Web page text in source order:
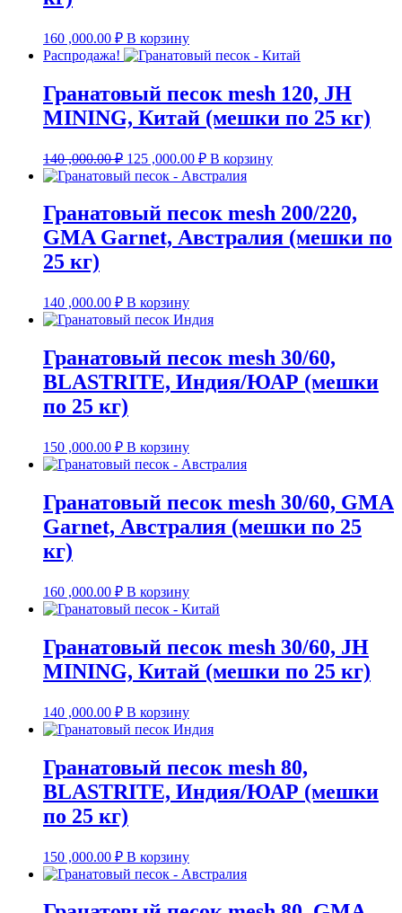
160 ,000.00 ₽ В корзину
Распродажа!
Гранатовый песок mesh 120, JH
MINING, Китай (мешки по 25 кг)
140 ,000.00₽ Первоначальная
цена
составляла
,000.00 ₽.
125 ,000.00 ₽Текущая
цена:
125
В корзину
Гранатовый песок mesh 200/220,
GMA Garnet, Австралия (мешки по
25 кг)
140 ,000.00 ₽ В корзину
Гранатовый песок mesh 30/60,
BLASTRITE, Индия/ЮАР (мешки
по 25 кг)
150 ,000.00 ₽ В корзину
Гранатовый песок mesh 30/60, GMA
Garnet, Австралия (мешки по 25
кг)
160 ,000.00 ₽ В корзину
Гранатовый песок mesh 30/60, JH
MINING, Китай (мешки по 25 кг)
140 ,000.00 ₽ В корзину
Гранатовый песок mesh 80,
BLASTRITE, Индия/ЮАР (мешки
по 25 кг)
150 ,000.00 ₽ В корзину